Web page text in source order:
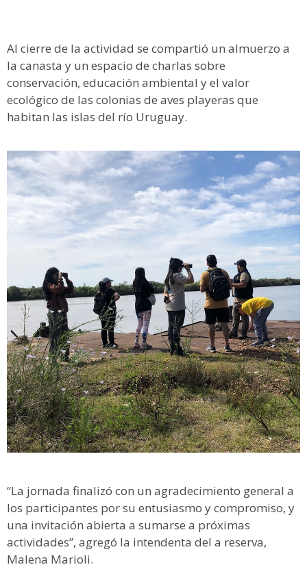
Al cierre de la actividad se compartió un almuerzo a
la canasta y un espacio de charlas sobre
conservación, educación ambiental y el valor
ecológico de las colonias de aves playeras que
habitan las islas del río Uruguay.
“La jornada finalizó con un agradecimiento general a
los participantes por su entusiasmo y compromiso, y
una invitación abierta a sumarse a próximas
actividades”, agregó la intendenta del a reserva,
Malena Marioli.